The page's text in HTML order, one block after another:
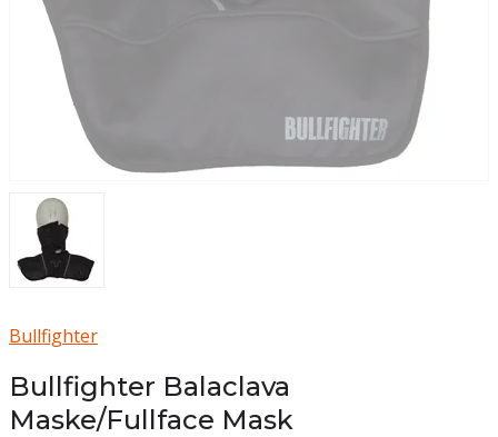
Bullfighter
Bullfighter Balaclava
Maske/Fullface Mask